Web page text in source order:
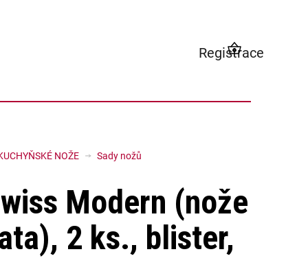
Registrace
NÁKUPNÍ
KOŠÍK
NOŽE Sady nožů
Modern (nože
2 ks., blister,